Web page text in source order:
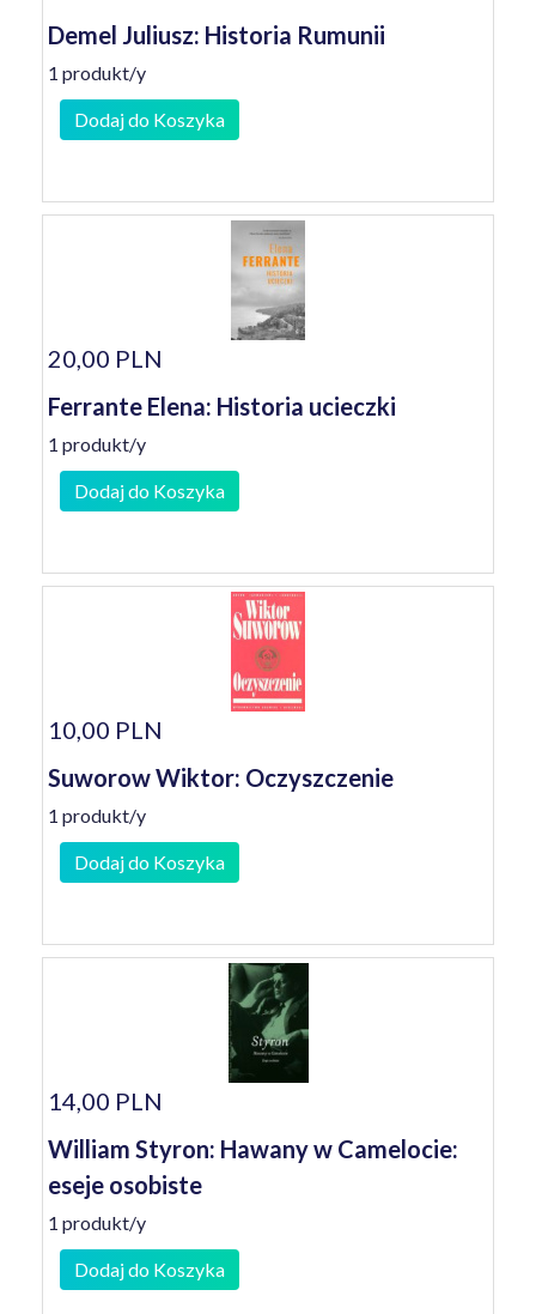
Demel Juliusz: Historia Rumunii
1 produkt/y
Dodaj do Koszyka
20,00 PLN
Ferrante Elena: Historia ucieczki
1 produkt/y
Dodaj do Koszyka
10,00 PLN
Suworow Wiktor: Oczyszczenie
1 produkt/y
Dodaj do Koszyka
14,00 PLN
William Styron: Hawany w Camelocie:
eseje osobiste
1 produkt/y
Dodaj do Koszyka